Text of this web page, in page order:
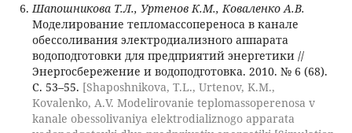
Шапошникова Т.Л., Уртенов К.М., Коваленко А.В.
Моделирование тепломассопереноса в канале
обессоливания электродиализного аппарата
водоподготовки для предприятий энергетики //
Энергосбережение и водоподготовка. 2010. № 6 (68).
С. 53–55. [Shaposhnikova, T.L., Urtenov, K.M.,
Kovalenko, A.V. Modelirovanie teplomassoperenosa v
kanale obessolivaniya elektrodializnogo apparata